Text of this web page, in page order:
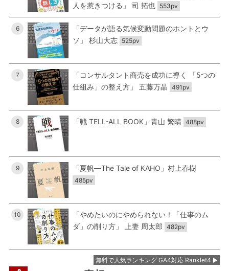
人を惹きつける」 司 拓也 553pv
6
「データが語る気候変動問題のホントとウ
ソ」 杉山大志 525pv
7
「コンサルタント商売を成功に導く 「5つの
仕組み」の整え方」 五藤万晶 491pv
8 「戦 TELL-ALL BOOK」青山 繁晴 488pv
9 「夏帆―The Tale of KAHO」村上春樹
485pv
10
「やめたいのにやめられない！「仕事のム
ダ」の削り方」 上妻 周太郎 482pv
無料で人気ランキング GA4対応 Ranklet4